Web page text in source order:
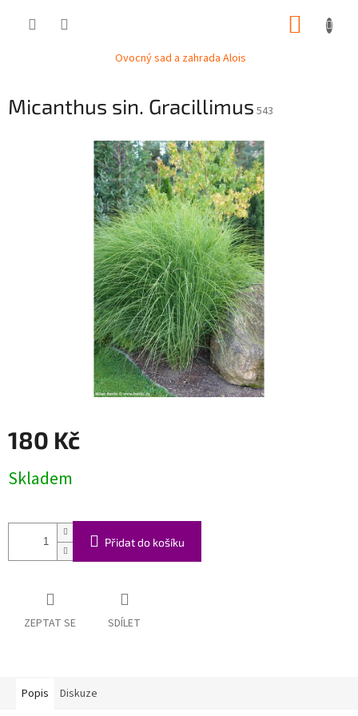
Ovocný sad a zahrada Alois
Micanthus sin. Gracillimus 543
180 Kč
cena:
Skladem
Přidat do košíku
ZEPTAT SE SDÍLET
Popis Diskuze